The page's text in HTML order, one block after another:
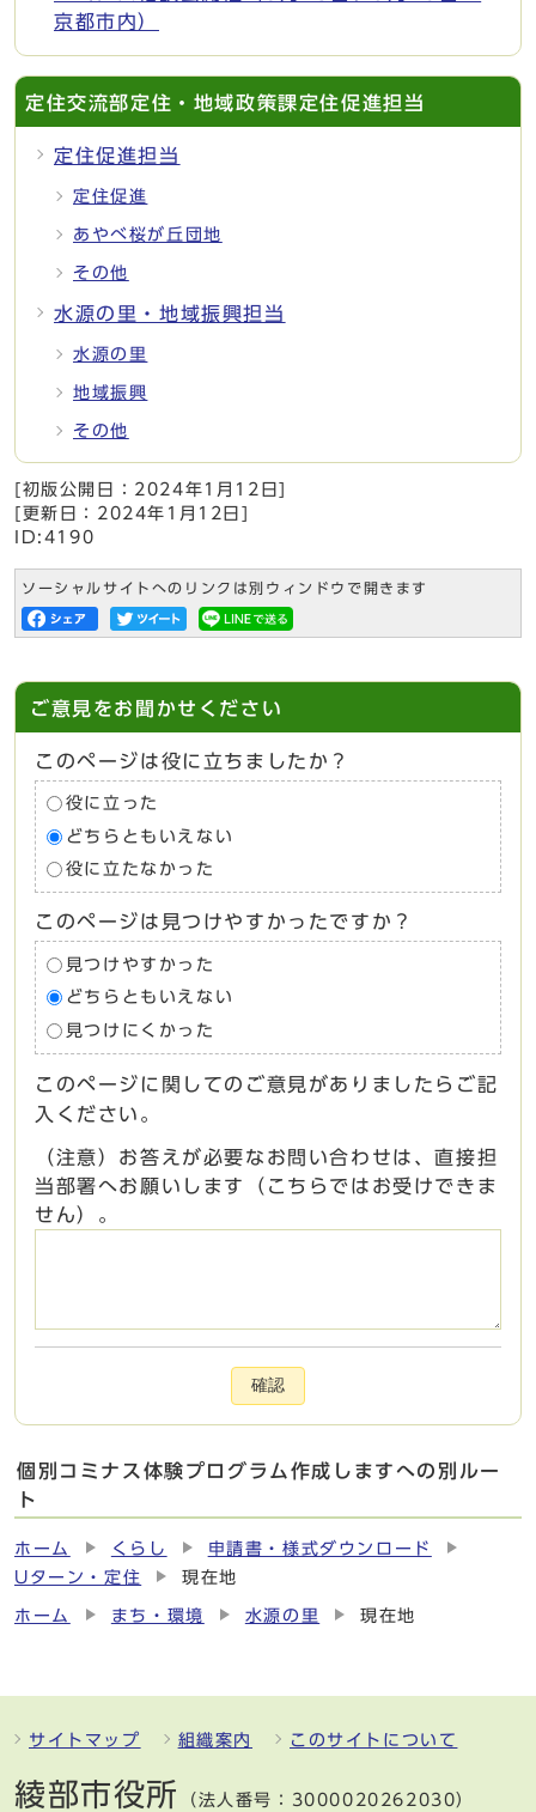
京都市内）
定住交流部定住・地域政策課定住促進担当
定住促進担当
定住促進
あやべ桜が丘団地
その他
水源の里・地域振興担当
水源の里
地域振興
その他
[初版公開日： 2024年1月12日
[更新日： 2024年1月12日
ID:4190
ソーシャルサイトへのリンクは別ウィンドウで開きます
ご意見をお聞かせください
このページは役に立ちましたか？
役に立った
どちらともいえない
役に立たなかった
このページは見つけやすかったですか？
見つけやすかった
どちらともいえない
見つけにくかった
このページに関してのご意見がありましたらご記
入ください。
（注意）お答えが必要なお問い合わせは、直接担
当部署へお願いします（こちらではお受けできま
せん）。
確認
個別コミナス体験プログラム作成しますへの別ルー
ト
ホーム くらし
申請書・様式ダウンロード
Uターン・定住
現在地
ホーム まち・環境 水源の里 現在地
サイトマップ 組織案内 このサイトについて
綾部市役所 （法人番号：3000020262030）